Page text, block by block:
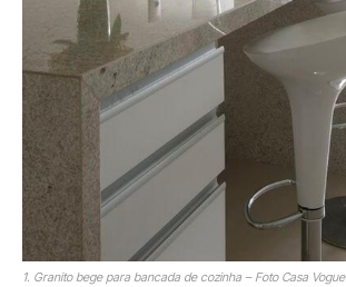
1. Granito bege para bancada de cozinha – Foto Casa Vogue